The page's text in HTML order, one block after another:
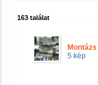
163 találat
Montázs
5 kép